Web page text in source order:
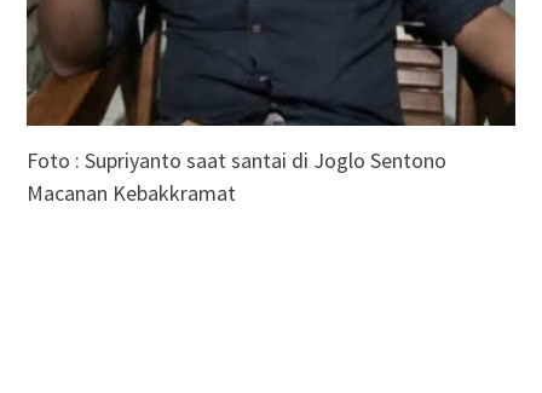
Foto : Supriyanto saat santai di Joglo Sentono
Macanan Kebakkramat